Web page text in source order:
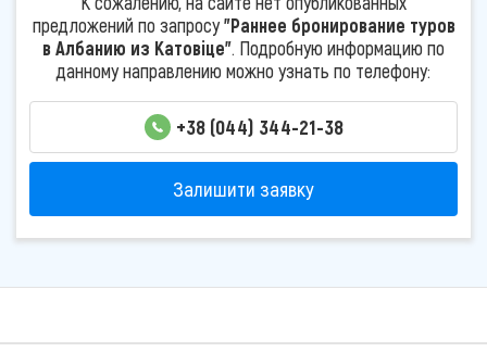
предложений по запросу"Раннее бронирование туров
в Албанию из Катовіце". Подробную информацию по
данному направлению можно узнать по телефону:
+38 (044) 344-21-38
Залишити заявку